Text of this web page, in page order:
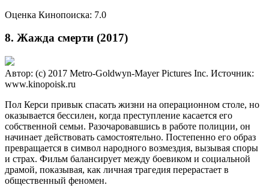
Оценка Кинопоиска: 7.0
8. Жажда смерти (2017)
Автор: (c) 2017 Metro-Goldwyn-Mayer Pictures Inc. Источник:
www.kinopoisk.ru
Пол Керси привык спасать жизни на операционном столе, но
оказывается бессилен, когда преступление касается его
собственной семьи. Разочаровавшись в работе полиции, он
начинает действовать самостоятельно. Постепенно его образ
превращается в символ народного возмездия, вызывая споры
и страх. Фильм балансирует между боевиком и социальной
драмой, показывая, как личная трагедия перерастает в
общественный феномен.